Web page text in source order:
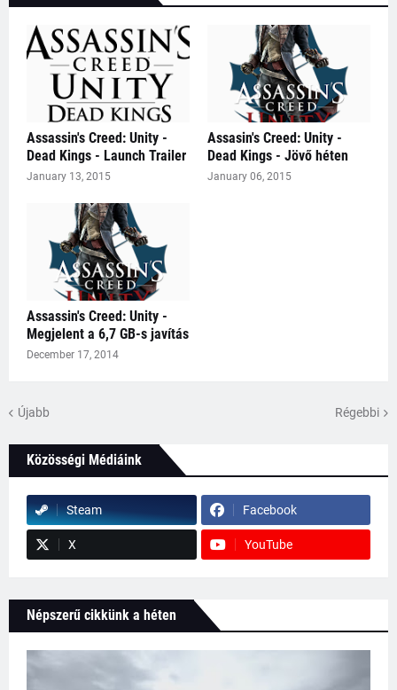
Assassin's Creed: Unity -
Dead Kings - Launch Trailer
January 13, 2015
Assasin's Creed: Unity -
Dead Kings - Jövő héten
January 06, 2015
Assassin's Creed: Unity -
Megjelent a 6,7 GB-s javítás
December 17, 2014
Újabb Régebbi
Közösségi Médiáink
Steam Facebook
X YouTube
Népszerű cikkünk a héten